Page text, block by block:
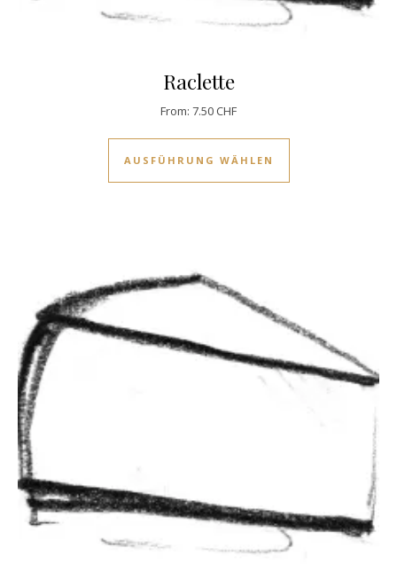
Raclette
From: 7.50 CHF
AUSFÜHRUNG WÄHLEN
Dieses Produkt